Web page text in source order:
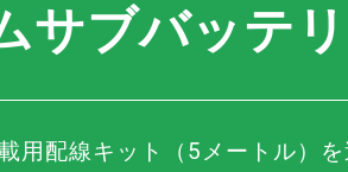
サブバッテ
用配線キット（5メートル）